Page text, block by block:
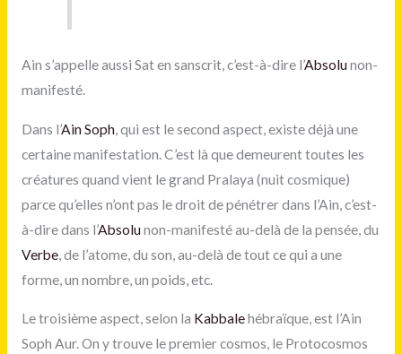
Ain s’appelle aussi Sat en sanscrit, c’est-à-dire l’Absolunon-
manifesté.
Dans l’Ain Soph, qui est le second aspect, existe déjà une
certaine manifestation. C’est là que demeurent toutes les
créatures quand vient le grand Pralaya (nuit cosmique)
parce qu’elles n’ont pas le droit de pénétrer dans l’Ain, c’est-
à-dire dans l’Absolunon-manifesté au-delà de la pensée, du
Verbe, de l’atome, du son, au-delà de tout ce qui a une
forme, un nombre, un poids, etc.
Le troisième aspect, selon la Kabbalehébraïque, est l’Ain
Soph Aur. On y trouve le premier cosmos, le Protocosmos